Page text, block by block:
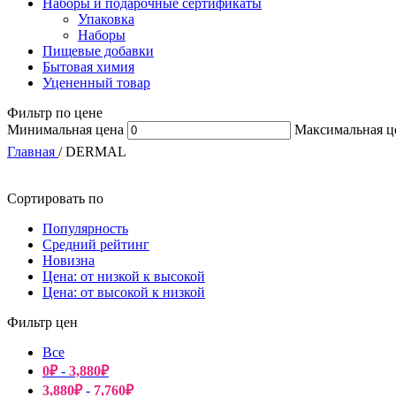
Упаковка
Наборы
Пищевые добавки
Бытовая химия
Уцененный товар
Фильтр по цене
Минимальная цена
Максимальная
Главная / DERMAL
Сортировать по
Популярность
Средний рейтинг
Новизна
Цена: от низкой к высокой
Цена: от высокой к низкой
Фильтр цен
Все
0₽- 3,880₽
3,880₽- 7,760₽